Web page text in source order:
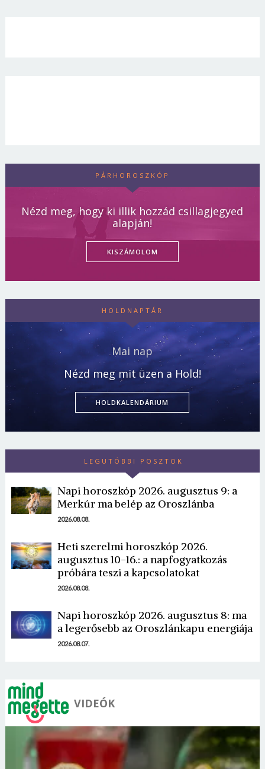
PÁRHOROSZKÓP
Nézd meg, hogy ki illik hozzád csillagjegyed
alapján!
KISZÁMOLOM
HOLDNAPTÁR
Mai nap
Nézd meg mit üzen a Hold!
HOLDKALENDÁRIUM
LEGUTÓBBI POSZTOK
Napi horoszkóp 2026. augusztus 9: a
Merkúr ma belép az Oroszlánba
2026.08.08.
Heti szerelmi horoszkóp 2026.
augusztus 10-16.: a napfogyatkozás
próbára teszi a kapcsolatokat
2026.08.08.
Napi horoszkóp 2026. augusztus 8: ma
a legerősebb az Oroszlánkapu energiája
2026.08.07.
VIDEÓK